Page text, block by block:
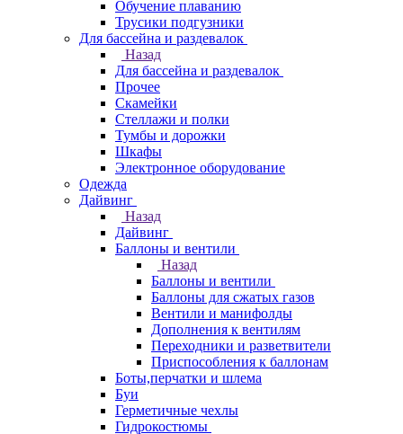
Обучение плаванию
Трусики подгузники
Для бассейна и раздевалок
Назад
Для бассейна и раздевалок
Прочее
Скамейки
Стеллажи и полки
Тумбы и дорожки
Шкафы
Электронное оборудование
Одежда
Дайвинг
Назад
Дайвинг
Баллоны и вентили
Назад
Баллоны и вентили
Баллоны для сжатых газов
Вентили и манифолды
Дополнения к вентилям
Переходники и разветвители
Приспособления к баллонам
Боты,перчатки и шлема
Буи
Герметичные чехлы
Гидрокостюмы